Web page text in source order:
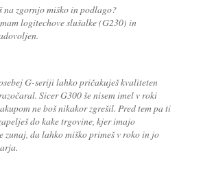
na zgornjo miško in podlago?
logitechove slušalke (G230) in
G-seriji lahko pričakuješ kvaliteten
Sicer G300 še nisem imel v roki
ne boš nikakor zgrešil. Pred tem pa ti
do kake trgovine, kjer imajo
zunaj, da lahko miško primeš v roko in jo